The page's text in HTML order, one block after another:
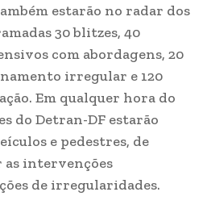
estarão no radar dos
30 blitzes, 40
com abordagens, 20
irregular e 120
Em qualquer hora do
do Detran-DF estarão
e pedestres, de
intervenções
de irregularidades.